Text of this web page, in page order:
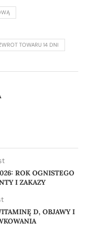
TOWARU 14 DNI
ROK OGNISTEGO
I ZAKAZY
D, OBJAWY I